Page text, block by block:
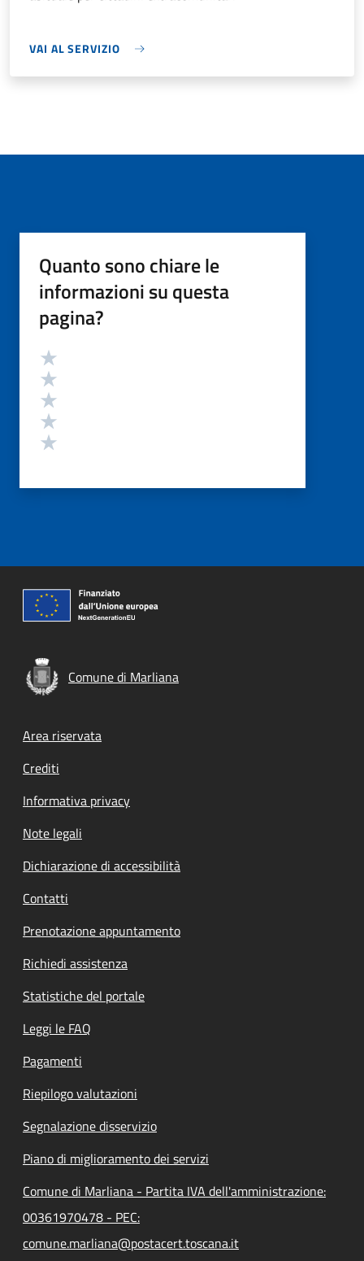
VAI AL SERVIZIO
Quanto sono chiare le
informazioni su questa
pagina?
Valutazione
Comune di Marliana
Footer menu
Area riservata
Crediti
Informativa privacy
Note legali
Dichiarazione di accessibilità
Contatti
Prenotazione appuntamento
Richiedi assistenza
Statistiche del portale
Leggi le FAQ
Pagamenti
Riepilogo valutazioni
Segnalazione disservizio
Piano di miglioramento dei servizi
Comune di Marliana - Partita IVA dell'amministrazione:
00361970478 - PEC:
comune.marliana@postacert.toscana.it